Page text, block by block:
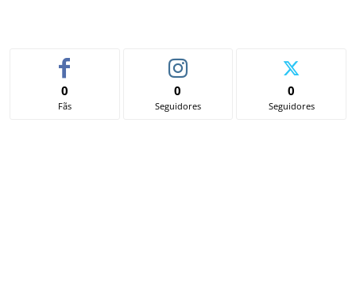
0
Fãs
0
Seguidores
0
Seguidores